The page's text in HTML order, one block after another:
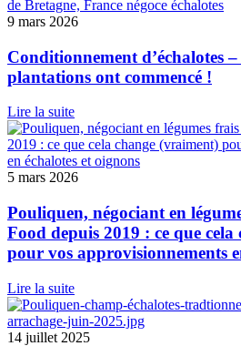
9 mars 2026
Conditionnement d’échalotes
plantations ont commencé !
Lire la suite
5 mars 2026
Pouliquen, négociant en
Food depuis 2019 : ce que
pour vos approvisionnements
Lire la suite
14 juillet 2025